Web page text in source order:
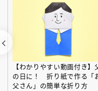
【わかりやすい動画付き】
の日に！ 折り紙で作る「
父さん」の簡単な折り方